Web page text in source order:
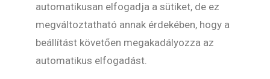
automatikusan elfogadja a sütiket, de ez
megváltoztatható annak érdekében, hogy a
beállítást követően megakadályozza az
automatikus elfogadást.